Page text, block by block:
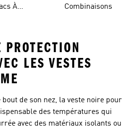
À
Combinaisons
LES VESTES
bout de son nez, la veste noire pour
des températures qui
avec des matériaux isolants ou